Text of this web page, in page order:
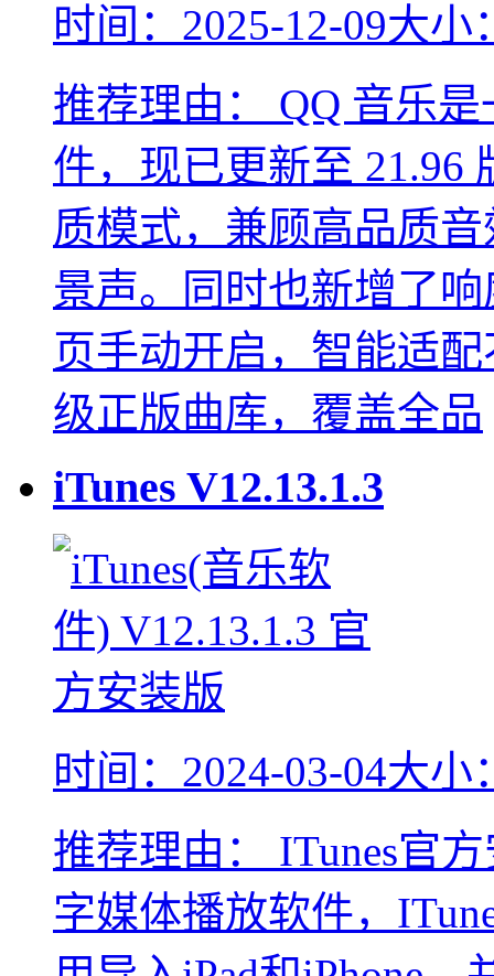
时间：2025-12-09大小
推荐理由：
QQ 音乐
件，现已更新至 21.96
质模式，兼顾高品质
景声。同时也新增了
页手动开启，智能适
级正版曲库，覆盖全品
iTunes V12.13.1.3
时间：2024-03-04大小
推荐理由：
ITunes官
字媒体播放软件，